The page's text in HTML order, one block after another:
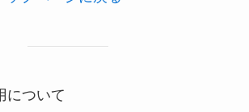
について